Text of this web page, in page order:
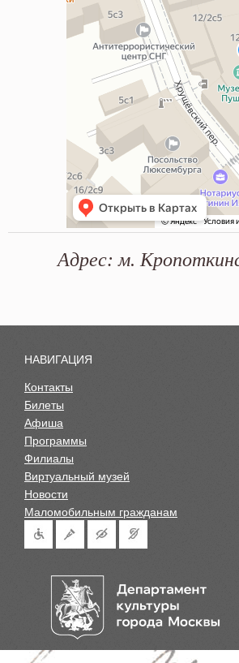
Адрес: м.
НАВИГАЦИЯ
Контакты
Билеты
Афиша
Программы
Филиалы
Виртуальный музей
Новости
Маломобильным гражданам